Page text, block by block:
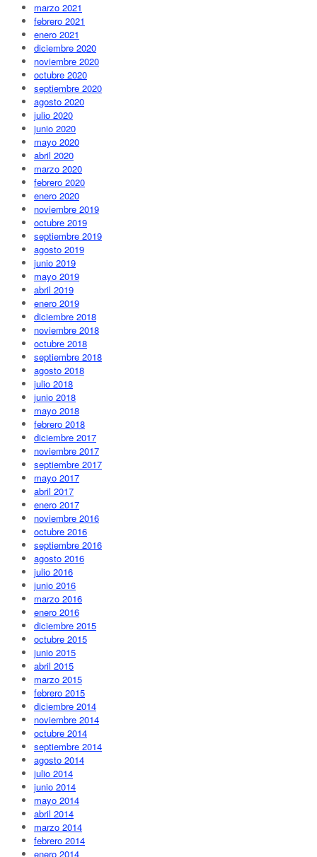
marzo 2021
febrero 2021
enero 2021
diciembre 2020
noviembre 2020
octubre 2020
septiembre 2020
agosto 2020
julio 2020
junio 2020
mayo 2020
abril 2020
marzo 2020
febrero 2020
enero 2020
noviembre 2019
octubre 2019
septiembre 2019
agosto 2019
junio 2019
mayo 2019
abril 2019
enero 2019
diciembre 2018
noviembre 2018
octubre 2018
septiembre 2018
agosto 2018
julio 2018
junio 2018
mayo 2018
febrero 2018
diciembre 2017
noviembre 2017
septiembre 2017
mayo 2017
abril 2017
enero 2017
noviembre 2016
octubre 2016
septiembre 2016
agosto 2016
julio 2016
junio 2016
marzo 2016
enero 2016
diciembre 2015
octubre 2015
junio 2015
abril 2015
marzo 2015
febrero 2015
diciembre 2014
noviembre 2014
octubre 2014
septiembre 2014
agosto 2014
julio 2014
junio 2014
mayo 2014
abril 2014
marzo 2014
febrero 2014
enero 2014